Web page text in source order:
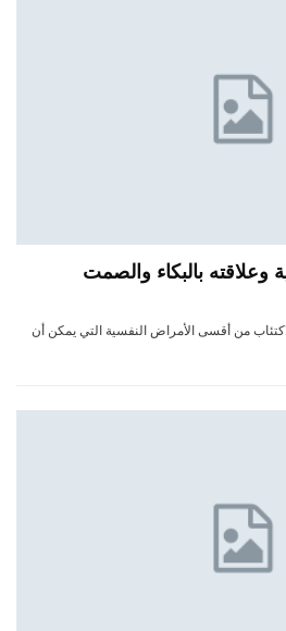
وعلاقته بالبكاء والصمت
من أقسى الأمراض النفسية التي يمكن أن